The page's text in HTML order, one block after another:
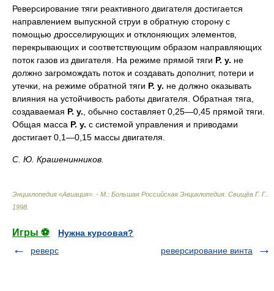
Реверсирование тяги реактивного двигателя достигается
направлением выпускной струи в обратную сторону с
помощью дросселирующих и отклоняющих элементов,
перекрывающих и соответствующим образом направляющих
поток газов из двигателя. На режиме прямой тяги Р. у. не
должно загромождать поток и создавать дополнит, потери и
утечки, на режиме обратной тяги Р. у. не должно оказывать
влияния на устойчивость работы двигателя. Обратная тяга,
создаваемая Р. у. , обычно составляет 0,25—0,45 прямой тяги.
Общая масса Р. у. с системой управления и приводами
достигает 0,1—0,15 массы двигателя.
С. Ю. Крашенинников.
Энциклопедия «Авиация». - М.: Большая Российская Энциклопедия Свищёв Г. Г.
1998
Игры ⚽
Нужна курсовая?
реверс
реверсирование винта